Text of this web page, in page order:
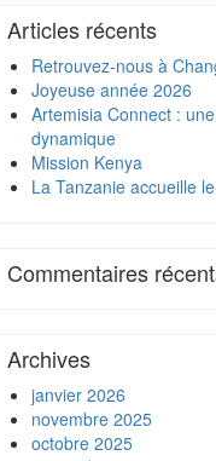
Articles récents
Retrouvez-nous à
Joyeuse année 2026
Artemisia Connect :
dynamique
Mission Kenya
La Tanzanie accueille
Commentaires
Archives
janvier 2026
novembre 2025
octobre 2025